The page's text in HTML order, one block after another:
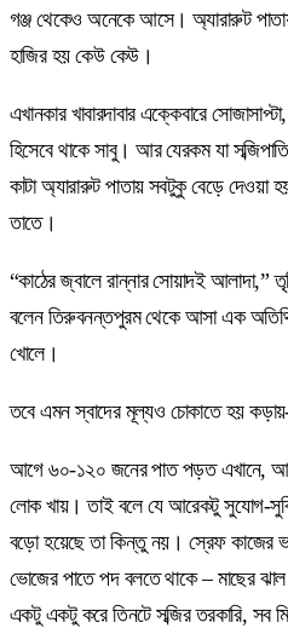
গঞ্জ থেকেও অনেকে আসে। অ্যারারুট
হাজির হয় কেউ কেউ।
এখানকার খাবারদাবার এক্কেবারে
হিসেবে থাকে সাবু। আর যেরকম যা
কাটা অ্যারারুট পাতায় সবটুকু বেড়ে দেওয়া
তাতে।
“কাঠের জ্বালে রান্নার সোয়াদই আলাদা,”
বলেন তিরুবনন্তপুরম থেকে আসা এক
খোলে।
তবে এমন স্বাদের মূল্যও চোকাতে হয়
আগে ৬০-১২০ জনের পাত পড়ত এখানে,
লোক খায়। তাই বলে যে আরেকটু সুযোগ-
বড়ো হয়েছে তা কিন্তু নয়। স্রেফ কাজের
ভোজের পাতে পদ বলতে থাকে – মাছের
একটু একটু করে তিনটে সব্জির তরকারি, সব